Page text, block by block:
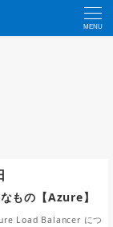
MENU
もの【Azure】
Load Balancer につ